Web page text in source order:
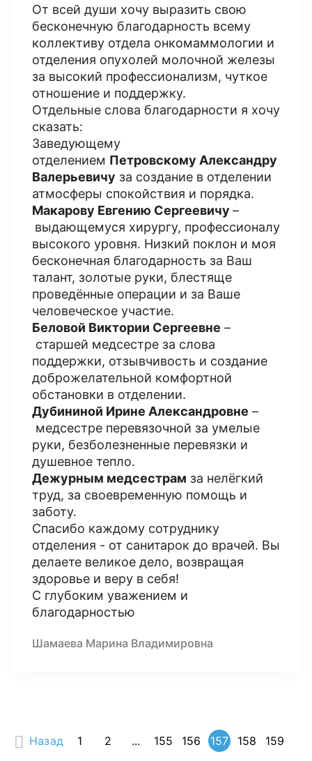
От всей души хочу выразить свою
бесконечную благодарность всему
коллективу отдела онкомаммологии и
отделения опухолей молочной железы
за высокий профессионализм, чуткое
отношение и поддержку.
Отдельные слова благодарности я хочу
сказать:
Заведующему
отделением Петровскому Александру
Валерьевичу за создание в отделении
атмосферы спокойствия и порядка.
Макарову Евгению Сергеевичу –
выдающемуся хирургу, профессионалу
высокого уровня. Низкий поклон и моя
бесконечная благодарность за Ваш
талант, золотые руки, блестяще
проведённые операции и за Ваше
человеческое участие.
Беловой Виктории Сергеевне –
старшей медсестре за слова
поддержки, отзывчивость и создание
доброжелательной комфортной
обстановки в отделении.
Дубининой Ирине Александровне –
медсестре перевязочной за умелые
руки, безболезненные перевязки и
душевное тепло.
Дежурным медсестрам за нелёгкий
труд, за своевременную помощь и
заботу.
Спасибо каждому сотруднику
отделения - от санитарок до врачей. Вы
делаете великое дело, возвращая
здоровье и веру в себя!
С глубоким уважением и
благодарностью
Шамаева Марина Владимировна
Назад 1 2 ... 155 156 157 158
159